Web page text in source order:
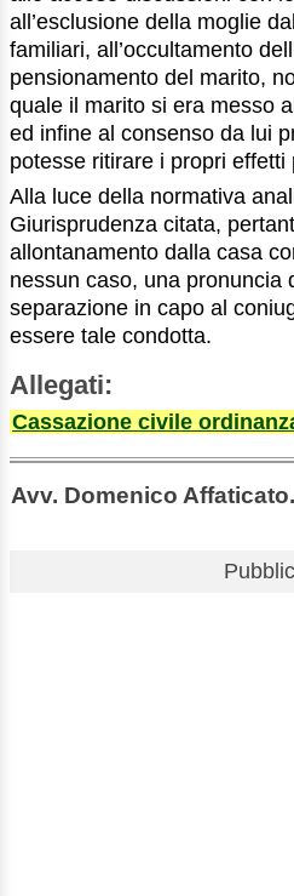
all’esclusione della moglie
familiari, all’occultamento
pensionamento del marito,
quale il marito si era messo
ed infine al consenso da lui
potesse ritirare i propri effetti
Alla luce della normativa
Giurisprudenza citata,
allontanamento dalla casa
nessun caso, una pronuncia
separazione in capo al
essere tale condotta.
Allegati:
Cassazione civile
Avv. Domenico Affaticato.